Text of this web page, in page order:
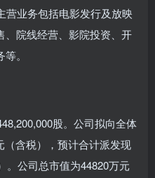
营业务包括电影发行及放映
、院线经营、影院投资、开
。
股。公司拟向全体
（含税），预计合计派发现
。公司总市值为44820万元